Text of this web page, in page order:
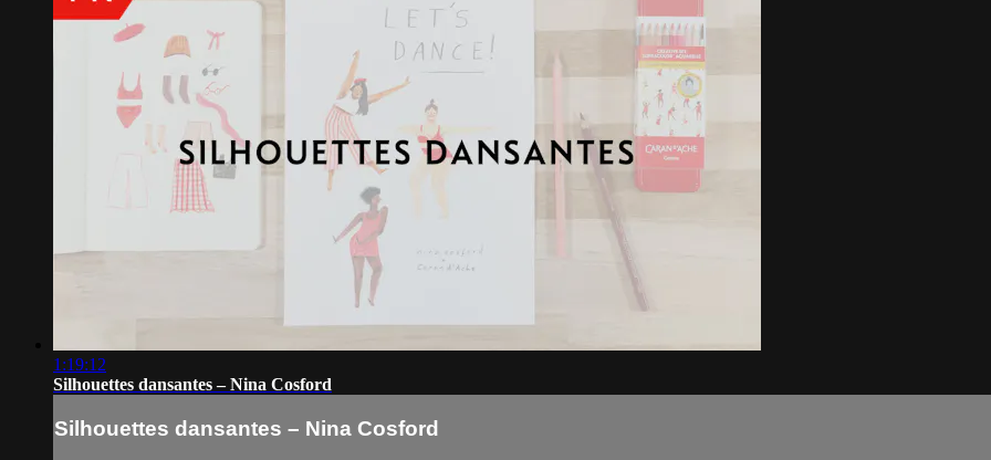
1:19:12
Silhouettes dansantes – Nina Cosford
Silhouettes dansantes – Nina Cosford